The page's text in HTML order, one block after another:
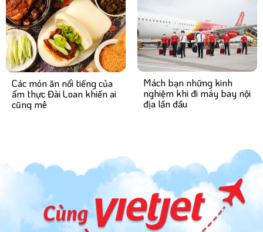
Các món ăn nổi tiếng của
ẩm thực Đài Loan khiến ai
cũng mê
Mách bạn những kinh
nghiệm khi đi máy bay nội
địa lần đầu